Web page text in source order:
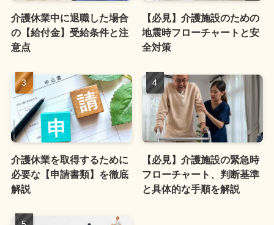
介護休業中に退職した場合
の【給付金】受給条件と注
意点
【必見】介護施設のための
地震時フローチャートと安
全対策
介護休業を取得するために
必要な【申請書類】を徹底
解説
【必見】介護施設の緊急時
フローチャート、判断基準
と具体的な手順を解説